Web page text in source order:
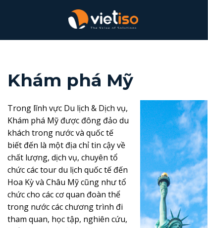
Khám phá Mỹ
Trong lĩnh vực Du lịch & Dịch vụ,
Khám phá Mỹ được đông đảo du
khách trong nước và quốc tế
biết đến là một địa chỉ tin cậy về
chất lượng, dịch vụ, chuyên tổ
chức các tour du lịch quốc tế đến
Hoa Kỳ và Châu Mỹ cũng như tổ
chức cho các cơ quan đoàn thể
trong nước các chương trình đi
tham quan, học tập, nghiên cứu,